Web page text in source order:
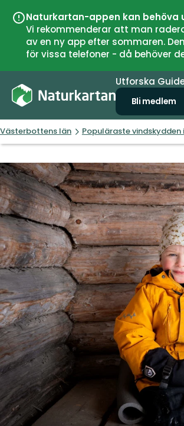
Naturkartan-appen kan behöva
Vi rekommenderar att man
av en ny app efter sommaren.
för vissa telefoner - då behöver
Utforska
Bli medlem
Västerbottens län Populäraste